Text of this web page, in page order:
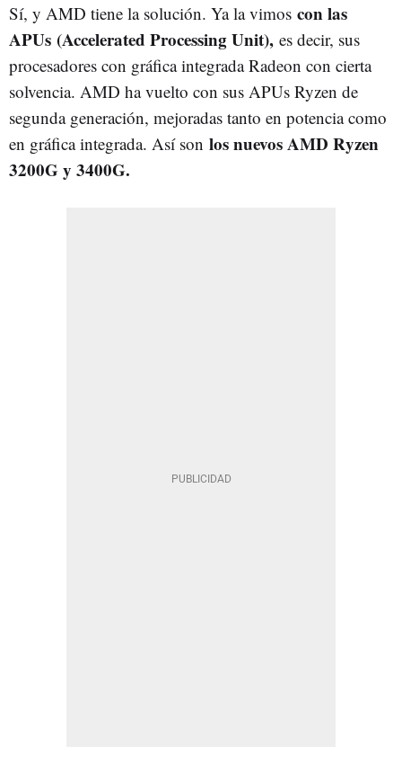
Sí, y AMD tiene la solución. Ya la vimos con las
APUs (Accelerated Processing Unit), es decir, sus
procesadores con gráfica integrada Radeon con cierta
solvencia. AMD ha vuelto con sus APUs Ryzen de
segunda generación, mejoradas tanto en potencia como
en gráfica integrada. Así son los nuevos AMD Ryzen
3200G y 3400G.